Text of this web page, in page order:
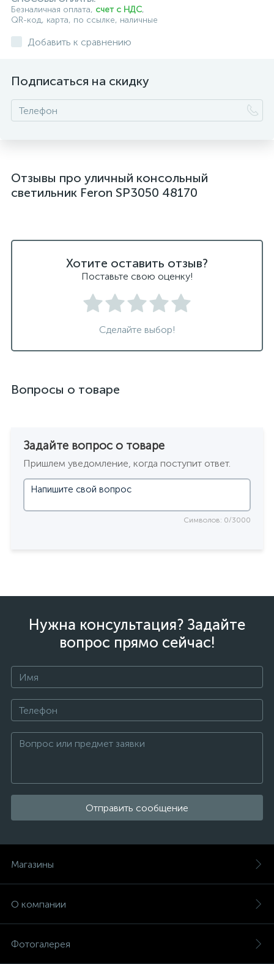
Безналичная оплата, счет с НДС,
QR-код, карта, по ссылке, наличные
Добавить к сравнению
Подписаться на скидку
Отзывы про уличный консольный
светильник Feron SP3050 48170
Хотите оставить отзыв?
Поставьте свою оценку!
Сделайте выбор!
Вопросы о товаре
Задайте вопрос о товаре
Пришлем уведомление, когда поступит ответ.
Символов: 0/3000
Нужна консультация? Задайте
вопрос прямо сейчас!
Отправить сообщение
Магазины
О компании
Фотогалерея